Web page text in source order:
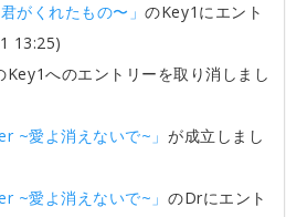
がくれたもの〜」のKey1にエント
13:25)
Key1へのエントリーを取り消しまし
~愛よ消えないで~」が成立しまし
~愛よ消えないで~」のDrにエント